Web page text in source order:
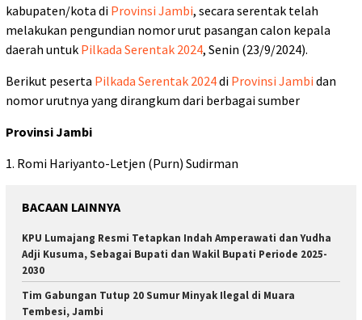
kabupaten/kota di Provinsi Jambi, secara serentak telah
melakukan pengundian nomor urut pasangan calon kepala
daerah untuk Pilkada Serentak 2024, Senin (23/9/2024).
Berikut peserta Pilkada Serentak 2024di Provinsi Jambi dan
nomor urutnya yang dirangkum dari berbagai sumber
Provinsi Jambi
1. Romi Hariyanto-Letjen (Purn) Sudirman
BACAAN LAINNYA
KPU Lumajang Resmi Tetapkan Indah Amperawati dan Yudha
Adji Kusuma, Sebagai Bupati dan Wakil Bupati Periode 2025-
2030
Tim Gabungan Tutup 20 Sumur Minyak Ilegal di Muara
Tembesi, Jambi